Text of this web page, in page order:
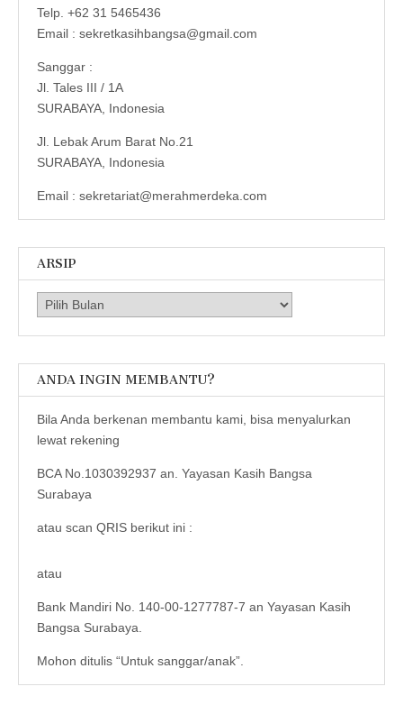
Telp. +62 31 5465436
Email : sekretkasihbangsa@gmail.com
Sanggar :
Jl. Tales III / 1A
SURABAYA, Indonesia
Jl. Lebak Arum Barat No.21
SURABAYA, Indonesia
Email : sekretariat@merahmerdeka.com
ARSIP
Arsip
ANDA INGIN MEMBANTU?
Bila Anda berkenan membantu kami, bisa menyalurkan
lewat rekening
BCA No.1030392937 an. Yayasan Kasih Bangsa
Surabaya
atau scan QRIS berikut ini :
atau
Bank Mandiri No. 140-00-1277787-7 an Yayasan Kasih
Bangsa Surabaya.
Mohon ditulis “Untuk sanggar/anak”.